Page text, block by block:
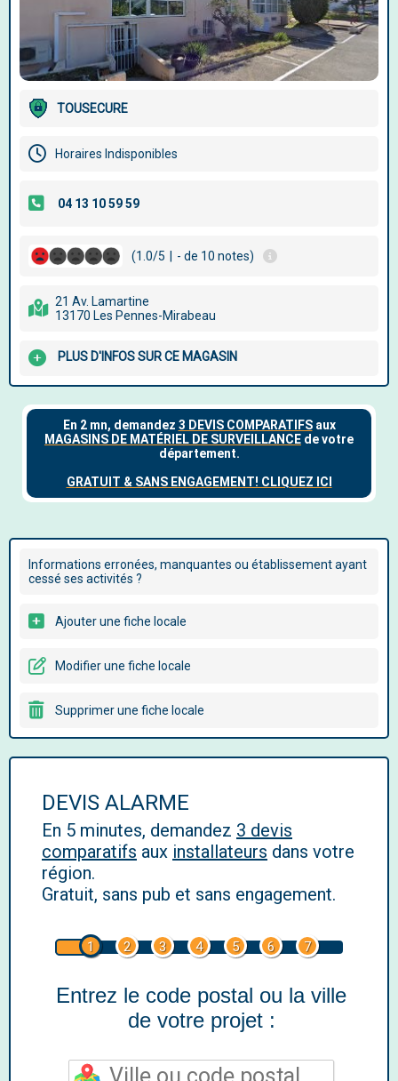
TOUSECURE
Horaires Indisponibles
(1.0/5 - de 10 notes)
21 Av. Lamartine
13170 Les Pennes-Mirabeau
PLUS D'INFOS SUR CE MAGASIN
Informations erronées, manquantes ou établissement ayant
cessé ses activités ?
Ajouter une fiche locale
Modifier une fiche locale
Supprimer une fiche locale
DEVIS ALARME
En 5 minutes, demandez 3 devis
comparatifs aux installateurs dans votre
région.
Gratuit, sans pub et sans engagement.
1 2 3 4 5 6 7
Entrez le code postal ou la ville
de votre projet :